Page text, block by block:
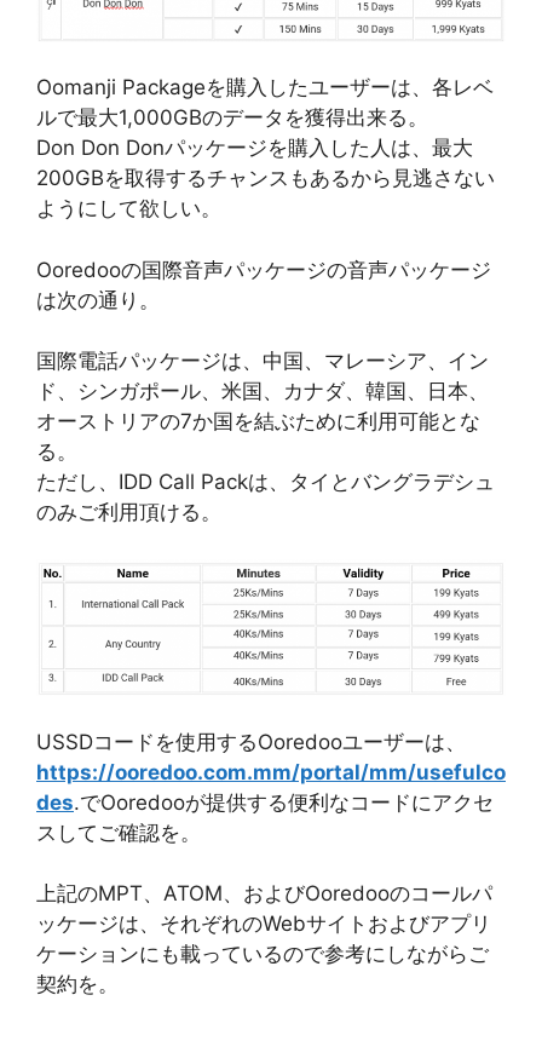
Oomanji Packageを購入したユーザーは、各レベ
ルで最大1,000GBのデータを獲得出来る。
Don Don Donパッケージを購入した人は、最大
200GBを取得するチャンスもあるから見逃さない
ようにして欲しい。
Ooredooの国際音声パッケージの音声パッケージ
は次の通り。
国際電話パッケージは、中国、マレーシア、イン
ド、シンガポール、米国、カナダ、韓国、日本、
オーストリアの7か国を結ぶために利用可能とな
る。
ただし、IDD Call Packは、タイとバングラデシュ
のみご利用頂ける。
USSDコードを使用するOoredooユーザーは、
https://ooredoo.com.mm/portal/mm/usefulco
des.でOoredooが提供する便利なコードにアクセ
スしてご確認を。
上記のMPT、ATOM、およびOoredooのコールパ
ッケージは、それぞれのWebサイトおよびアプリ
ケーションにも載っているので参考にしながらご
契約を。